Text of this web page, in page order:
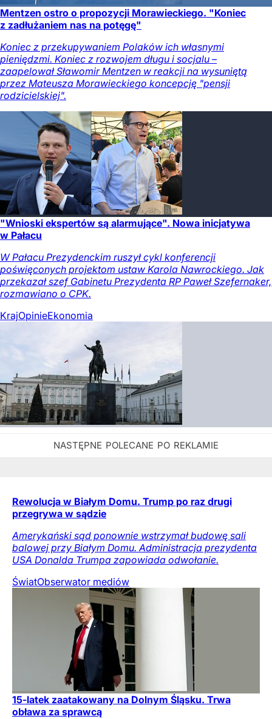
Mentzen ostro o propozycji Morawieckiego. "Koniec
z zadłużaniem nas na potęgę"
Koniec z przekupywaniem Polaków ich własnymi
pieniędzmi. Koniec z rozwojem długu i socjalu –
zaapelował Sławomir Mentzen w reakcji na wysuniętą
przez Mateusza Morawieckiego koncepcję "pensji
rodzicielskiej".
"Wnioski ekspertów są alarmujące". Nowa inicjatywa
w Pałacu
W Pałacu Prezydenckim ruszył cykl konferencji
poświęconych projektom ustaw Karola Nawrockiego. Jak
przekazał szef Gabinetu Prezydenta RP Paweł Szefernaker,
rozmawiano o CPK.
KrajOpinieEkonomia
Rewolucja w Białym Domu. Trump po raz drugi
przegrywa w sądzie
Amerykański sąd ponownie wstrzymał budowę sali
balowej przy Białym Domu. Administracja prezydenta
USA Donalda Trumpa zapowiada odwołanie.
ŚwiatObserwator mediów
15-latek zaatakowany na Dolnym Śląsku. Trwa
obława za sprawcą